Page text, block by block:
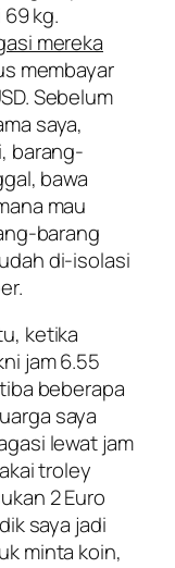
kg.
mereka
membayar
Sebelum
saya,
barang-
bawa
mau
barang
di-isolasi
ketika
jam 6.55
beberapa
saya
lewat jam
troley
2 Euro
saya jadi
minta koin,